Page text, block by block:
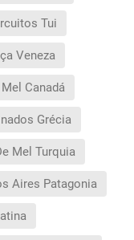
Tui
Veneza
Canadá
Grécia
Mel Turquia
Aires Patagonia